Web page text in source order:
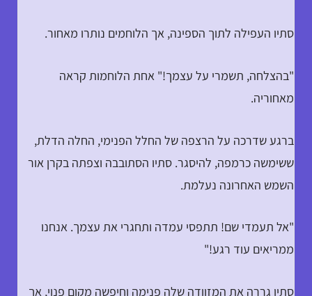
סתיו העפילה לתוך הספינה, אך הלוחמים נותרו מאחור.
"בהצלחה, תשמרי על עצמך!" אחת הלוחמות קראה
מאחוריה.
ברגע שדרכה על הרצפה של החלל הפנימי, החלה הדלת,
ששימשה כרמפה, להיסגר. סתיו הסתובבה וצפתה בקרן אור
השמש האחרונה נעלמת.
"אל תעמדי שם! תתפסי עמדה ותחגרי את עצמך. אנחנו
ממריאים עוד רגע!"
סתיו גררה את המזוודה שלה פנימה וחיפשה מקום פנוי, אך